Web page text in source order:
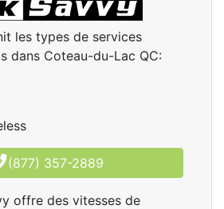
les types de services
dans Coteau-du-Lac QC:
(877) 357-2889
offre des vitesses de